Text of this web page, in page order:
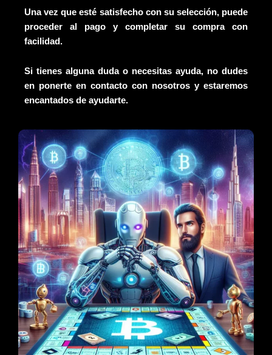
Una vez que esté satisfecho con su selección, puede
proceder al pago y completar su compra con
facilidad.
Si tienes alguna duda o necesitas ayuda, no dudes
en ponerte en contacto con nosotros y estaremos
encantados de ayudarte.